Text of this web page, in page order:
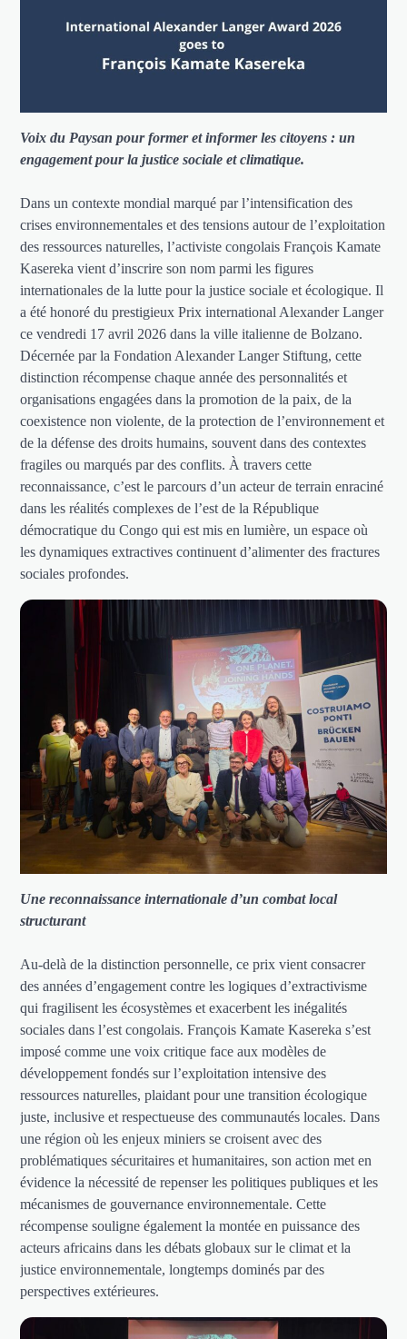
Voix du Paysan pour former et informer les citoyens : un
engagement pour la justice sociale et climatique.
Dans un contexte mondial marqué par l’intensification des
crises environnementales et des tensions autour de l’exploitation
des ressources naturelles, l’activiste congolais François Kamate
Kasereka vient d’inscrire son nom parmi les figures
internationales de la lutte pour la justice sociale et écologique. Il
a été honoré du prestigieux Prix international Alexander Langer
ce vendredi 17 avril 2026 dans la ville italienne de Bolzano.
Décernée par la Fondation Alexander Langer Stiftung, cette
distinction récompense chaque année des personnalités et
organisations engagées dans la promotion de la paix, de la
coexistence non violente, de la protection de l’environnement et
de la défense des droits humains, souvent dans des contextes
fragiles ou marqués par des conflits. À travers cette
reconnaissance, c’est le parcours d’un acteur de terrain enraciné
dans les réalités complexes de l’est de la République
démocratique du Congo qui est mis en lumière, un espace où
les dynamiques extractives continuent d’alimenter des fractures
sociales profondes.
Une reconnaissance internationale d’un combat local
structurant
Au-delà de la distinction personnelle, ce prix vient consacrer
des années d’engagement contre les logiques d’extractivisme
qui fragilisent les écosystèmes et exacerbent les inégalités
sociales dans l’est congolais. François Kamate Kasereka s’est
imposé comme une voix critique face aux modèles de
développement fondés sur l’exploitation intensive des
ressources naturelles, plaidant pour une transition écologique
juste, inclusive et respectueuse des communautés locales. Dans
une région où les enjeux miniers se croisent avec des
problématiques sécuritaires et humanitaires, son action met en
évidence la nécessité de repenser les politiques publiques et les
mécanismes de gouvernance environnementale. Cette
récompense souligne également la montée en puissance des
acteurs africains dans les débats globaux sur le climat et la
justice environnementale, longtemps dominés par des
perspectives extérieures.